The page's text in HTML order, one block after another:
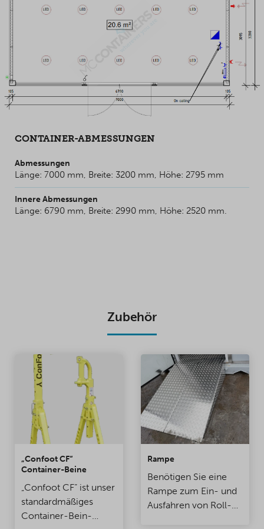
CONTAINER-ABMESSUNGEN
Abmessungen
Länge: 7000 mm, Breite: 3200 mm, Höhe: 2795 mm
Innere Abmessungen
Länge: 6790 mm, Breite: 2990 mm, Höhe: 2520 mm.
Zubehör
„Confoot CF“
Container-Beine
„Confoot CF“ ist unser
standardmäßiges
Container-Bein-
Rampe
Benötigen Sie eine
Rampe zum Ein- und
Ausfahren von Roll-